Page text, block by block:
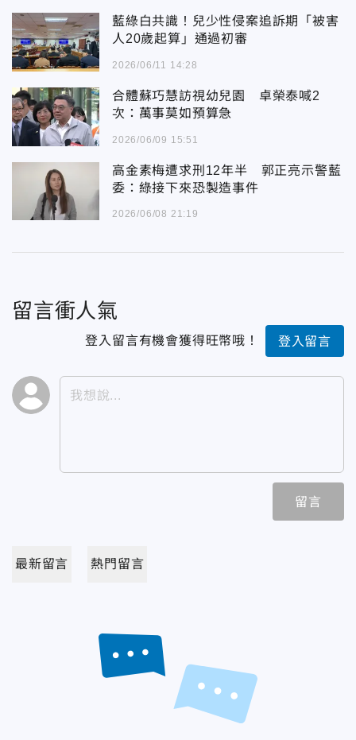
藍綠白共識！兒少性侵案追訴期「被害
人20歲起算」通過初審
2026/06/11 14:28
合體蘇巧慧訪視幼兒園 卓榮泰喊2
次：萬事莫如預算急
2026/06/09 15:51
高金素梅遭求刑12年半 郭正亮示警藍
委：綠接下來恐製造事件
2026/06/08 21:19
留言衝人氣
登入留言有機會獲得旺幣哦！ 登入留言
留言
最新留言 熱門留言